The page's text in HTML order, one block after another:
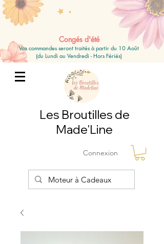
Congés d'été
Vos commandes seront traités à partir du 10 Août
(du Lundi au Vendredi - Hors Fériés)
Les Broutilles de
Made'Line
Connexion